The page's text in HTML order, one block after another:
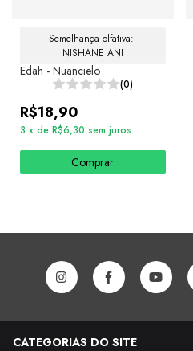
Semelhança olfativa:
NISHANE ANI
Edah - Nuancielo
(0)
R$18,90
3 x de R$6,30 sem juros
Comprar
CATEGORIAS DO SITE